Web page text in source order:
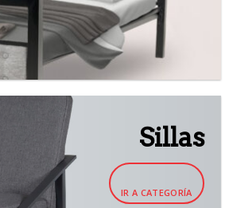
Sillas
IR A CATEGORÍA